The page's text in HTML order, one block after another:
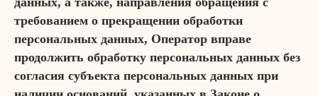
требованием о прекращении обработки
персональных данных, Оператор вправе
продолжить обработку персональных данных без
согласия субъекта персональных данных при